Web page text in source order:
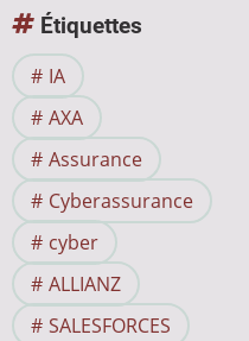
Étiquettes
IA
AXA
Assurance
Cyberassurance
cyber
ALLIANZ
SALESFORCES